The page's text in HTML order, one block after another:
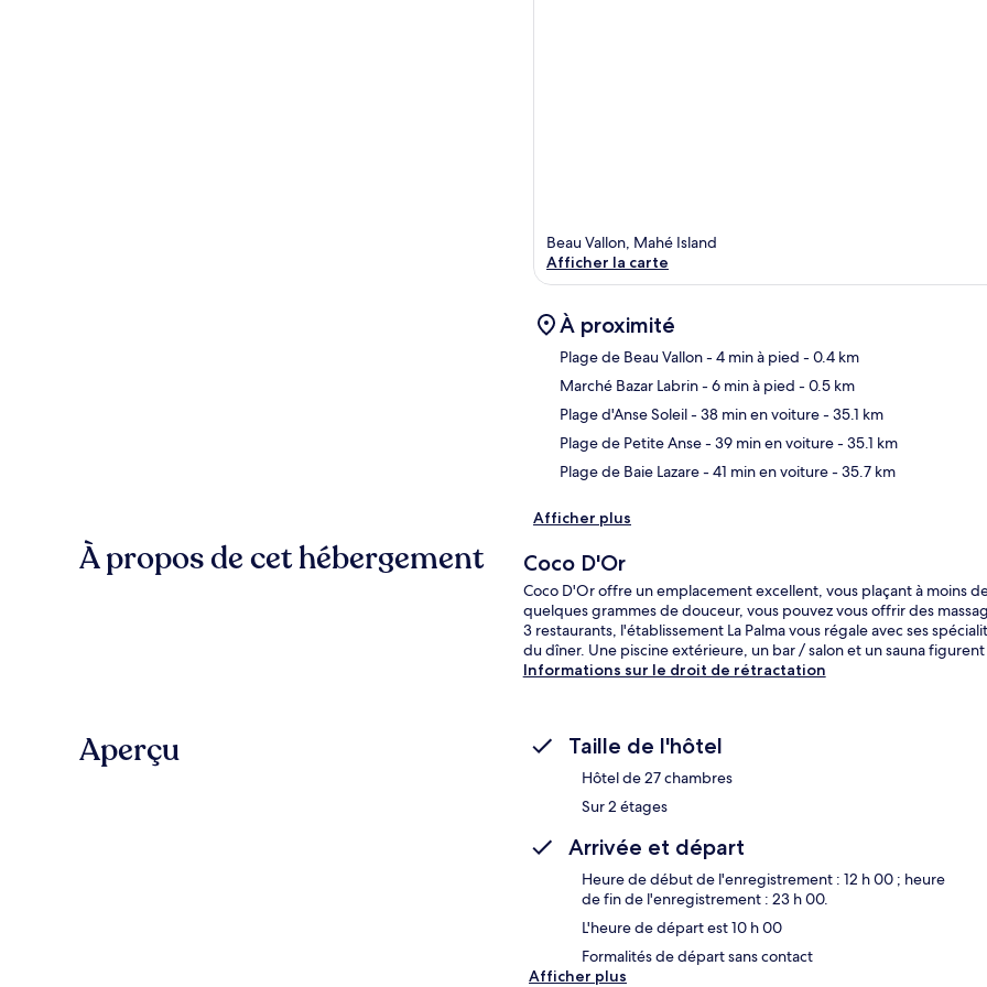
Beau Vallon, Mahé Island
Afficher la carte
À proximité
Plage de Beau Vallon- 4 min à pied - 0.4 km
Marché Bazar Labrin- 6 min à pied - 0.5 km
Plage d'Anse Soleil- 38 min en voiture- 35.1 km
Plage de Petite Anse- 39 min en voiture- 35.1 km
Plage de Baie Lazare- 41 min en voiture- 35.7 km
Afficher plus
À propos de cet hébergement Coco D'Or
Coco D'Or offre un emplacement excellent, vous plaçant à moins
quelques grammes de douceur, vous pouvez vous offrir des
3 restaurants, l'établissement La Palma vous régale avec ses
du dîner. Une piscine extérieure, un bar / salon et un sauna
Informations sur le droit de rétractation
Aperçu Taille de l'hôtel
Hôtel de 27 chambres
Sur 2 étages
Arrivée et départ
Heure de début de l'enregistrement : 12 h 00 ; heure
de fin de l'enregistrement : 23 h 00.
L'heure de départ est 10 h 00
Formalités de départ sans contact
Afficher plus